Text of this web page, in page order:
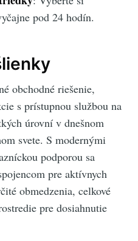
pod 24 hodín.
obchodné riešenie,
s prístupnou službou na
úrovní v dnešnom
svete. S modernými
podporou sa
pre aktívnych
obmedzenia, celkové
pre dosiahnutie